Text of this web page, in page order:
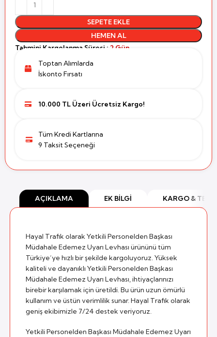
SEPETE EKLE
HEMEN AL
Tahmini Kargolanma Süresi : 2 Gün
Toptan Alımlarda
İskonto Fırsatı
10.000 TL Üzeri Ücretsiz Kargo!
Tüm Kredi Kartlarına
9 Taksit Seçeneği
AÇIKLAMA EK BILGI KARGO &
Hayal Trafik olarak Yetkili Personelden Başkası
Müdahale Edemez Uyarı Levhası ürününü tüm
Türkiye’ye hızlı bir şekilde kargoluyoruz. Yüksek
kaliteli ve dayanıklı Yetkili Personelden Başkası
Müdahale Edemez Uyarı Levhası, ihtiyaçlarınızı
birebir karşılamak için üretildi. Bu ürün uzun ömürlü
kullanım ve üstün verimlilik sunar. Hayal Trafik olarak
geniş ekibimizle 7/24 destek veriyoruz.
Yetkili Personelden Başkası Müdahale Edemez Uyarı